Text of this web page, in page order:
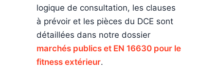
logique de consultation, les clauses
à prévoir et les pièces du DCE sont
détaillées dans notre dossier
marchés publics et EN 16630 pour le
fitness extérieur.